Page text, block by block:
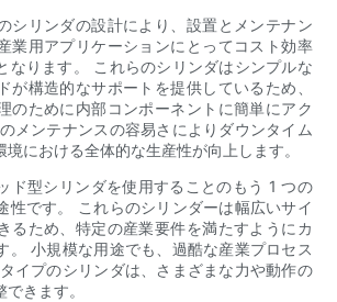
シリンダの設計により、設置とメンテナン
業用アプリケーションにとってコスト効率
なります。 これらのシリンダはシンプルな
が構造的なサポートを提供しているため、
のために内部コンポーネントに簡単にアク
メンテナンスの容易さによりダウンタイム
における全体的な生産性が向上します。
ド型シリンダを使用することのもう 1 つの
性です。 これらのシリンダーは幅広いサイ
るため、特定の産業要件を満たすようにカ
。 小規模な用途でも、過酷な産業プロセス
イプのシリンダは、さまざまな力や動作の
きます。